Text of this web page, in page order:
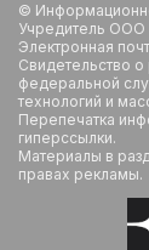
©
Учредитель ООО
Электронная
Свидетельство
федеральной
технологий и
Перепечатка
гиперссылки.
Материалы в
правах рекламы.